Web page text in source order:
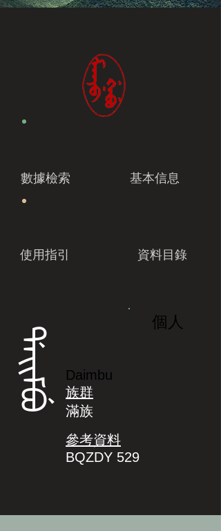
數據檢索 基本信息
使用指引 資料目錄
ᡩᠠᡳᠮᠪᡠ
個人
Daimbu
族群
滿族
參考資料
BQZDY 529